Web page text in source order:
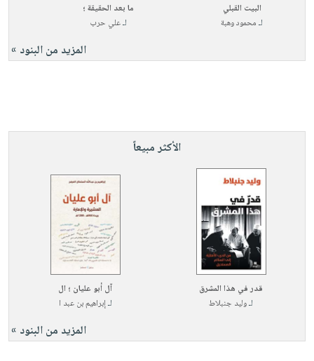
البيت القبلي
لـمحمود وهبة
ما بعد الحقيقة ؛
لـعلي حرب
المزيد من البنود »
الأكثر مبيعاً
قدر في هذا المشرق
لـوليد جنبلاط
آل أبو عليان ؛ ال
لـإبراهيم بن عبد ا
المزيد من البنود »